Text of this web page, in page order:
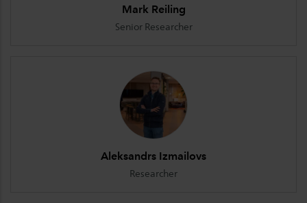
Mark Reiling
Senior Researcher
Aleksandrs Izmailovs
Researcher